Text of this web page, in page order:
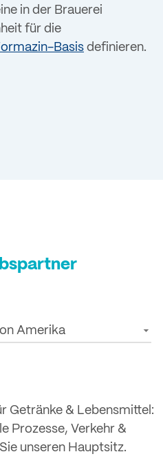
in der Brauerei
für die
Basis definieren.
Amerika
Getränke & Lebensmittel:
Prozesse, Verkehr &
unseren Hauptsitz.